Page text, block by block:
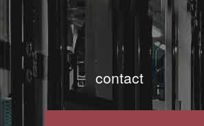
contact